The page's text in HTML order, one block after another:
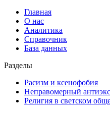
Главная
О нас
Аналитика
Справочник
База данных
Разделы
Расизм и ксенофобия
Неправомерный
Религия в светском